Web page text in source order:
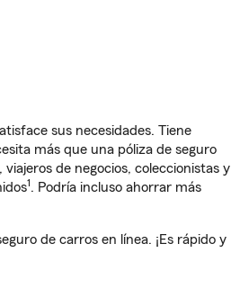
sus necesidades. Tiene
más que una póliza de seguro
de negocios, coleccionistas y
1. Podría incluso ahorrar más
de carros en línea. ¡Es rápido y